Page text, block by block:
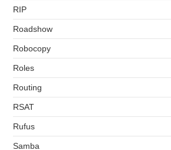
RIP
Roadshow
Robocopy
Roles
Routing
RSAT
Rufus
Samba